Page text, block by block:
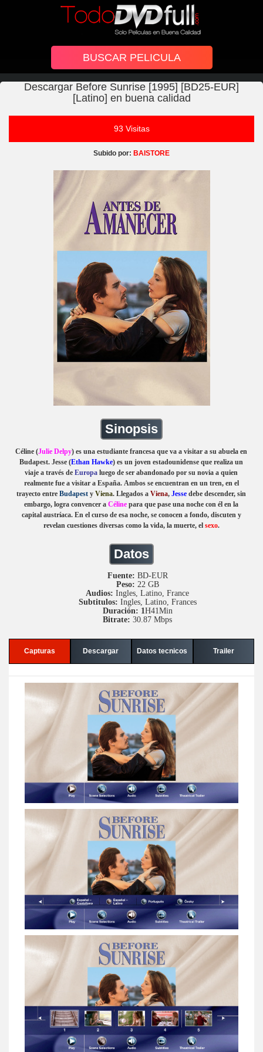
Descargar Before Sunrise [1995] [BD25-EUR]
[Latino] en buena calidad
93 Visitas
Subido por: BAISTORE
Sinopsis
Céline (Julie Delpy) es una estudiante francesa que va a visitar a su abuela en
Budapest. Jesse (Ethan Hawke) es un joven estadounidense que realiza un
viaje a través deEuropa luego de ser abandonado por su novia a quien
realmente fue a visitar a España. Ambos se encuentran en un tren, en el
trayecto entreBudapest yViena. Llegados aViena,Jesse debe descender, sin
embargo, logra convencer aCéline para que pase una noche con él en la
capital austríaca. En el curso de esa noche, se conocen a fondo, discuten y
revelan cuestiones diversas como la vida, la muerte, el sexo.
Datos
Fuente: BD-EUR
Peso: 22 GB
Audios: Ingles, Latino, France
Subtitulos: Ingles, Latino, Frances
Duración: 1H41Min
Bitrate: 30.87 Mbps
Capturas Descargar Datos tecnicos Trailer